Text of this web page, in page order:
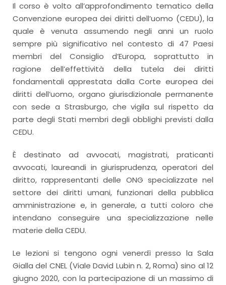
Il corso è volto all’approfondimento tematico della
Convenzione europea dei diritti dell’uomo (CEDU), la
quale è venuta assumendo negli anni un ruolo
sempre più significativo nel contesto di 47 Paesi
membri del Consiglio d’Europa, soprattutto in
ragione dell’effettività della tutela dei diritti
fondamentali apprestata dalla Corte europea dei
diritti dell’uomo, organo giurisdizionale permanente
con sede a Strasburgo, che vigila sul rispetto da
parte degli Stati membri degli obblighi previsti dalla
CEDU.
È destinato ad avvocati, magistrati, praticanti
avvocati, laureandi in giurisprudenza, operatori del
diritto, rappresentanti delle ONG specializzate nel
settore dei diritti umani, funzionari della pubblica
amministrazione e, in generale, a tutti coloro che
intendano conseguire una specializzazione nelle
materie della CEDU.
Le lezioni si tengono ogni venerdì presso la Sala
Gialla del CNEL (Viale David Lubin n. 2, Roma) sino al 12
giugno 2020, con la partecipazione di un massimo di